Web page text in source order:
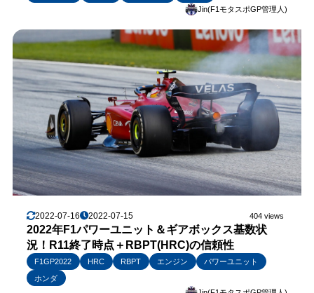
Jin(F1モタスポGP管理人)
2022-07-16 2022-07-15 404 views
2022年F1パワーユニット＆ギアボックス基数状
況！R11終了時点＋RBPT(HRC)の信頼性
F1GP2022 HRC RBPT エンジン
パワーユニット
ホンダ